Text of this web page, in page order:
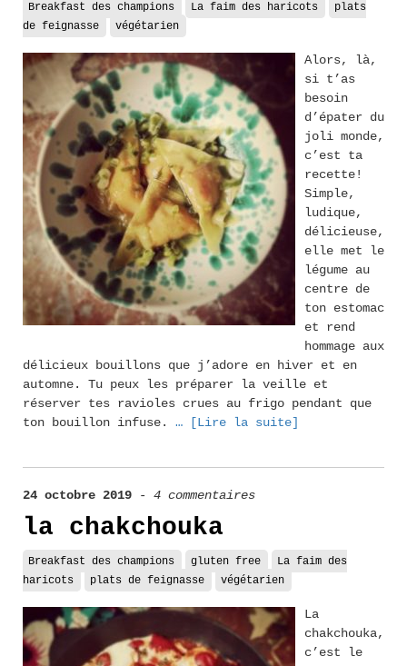
Breakfast des champions La faim des haricots
plats
de feignasse
végétarien
Alors, là,
si t’as
besoin
d’épater du
joli monde,
c’est ta
recette!
Simple,
ludique,
délicieuse,
elle met le
légume au
centre de
ton estomac
et rend
hommage aux
délicieux bouillons que j’adore en hiver et en
automne. Tu peux les préparer la veille et
réserver tes ravioles crues au frigo pendant que
ton bouillon infuse. … [Lire la suite]
24 octobre 2019 - 4 commentaires
la chakchouka
Breakfast des champions gluten free
La faim des
haricots
plats de feignasse végétarien
La
chakchouka,
c’est le